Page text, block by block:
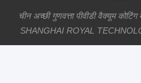
चीन अच्छी गुणवत्ता पीवीडी वैक्यूम
SHANGHAI ROYAL